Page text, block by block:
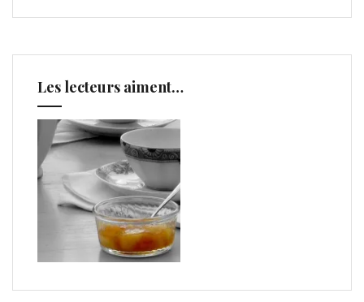
Les lecteurs aiment…